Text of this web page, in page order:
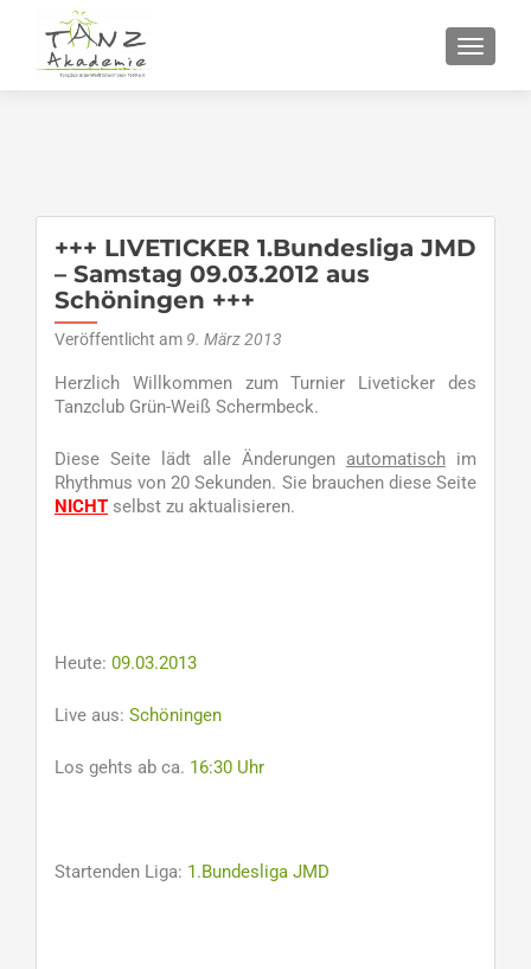
+++ LIVETICKER 1.Bundesliga JMD
– Samstag 09.03.2012 aus
Schöningen +++
Veröffentlicht am 9. März 2013
Herzlich Willkommen zum Turnier Liveticker des
Tanzclub Grün-Weiß Schermbeck.
Diese Seite lädt alle Änderungen automatischim
Rhythmus von 20 Sekunden. Sie brauchen diese Seite
NICHT selbst zu aktualisieren.
Heute: 09.03.2013
Live aus: Schöningen
Los gehts ab ca. 16:30 Uhr
Startenden Liga: 1.Bundesliga JMD